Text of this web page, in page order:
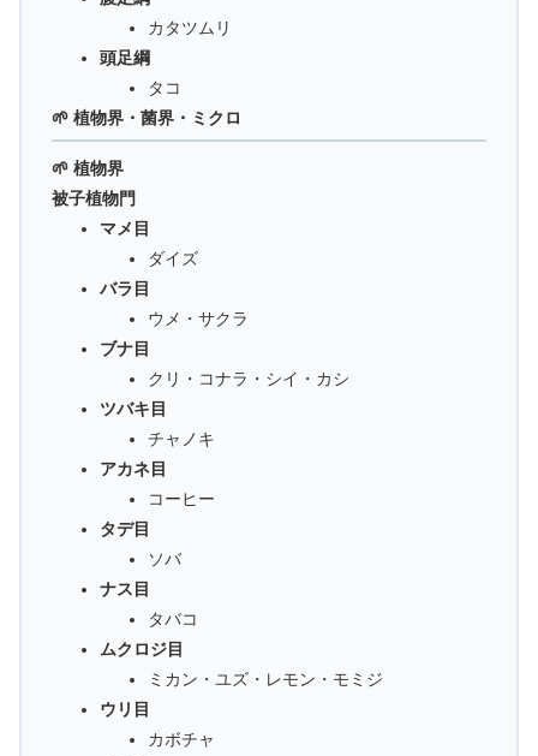
カタツムリ
頭足綱
タコ
🌱 植物界・菌界・ミクロ
🌱 植物界
被子植物門
マメ目
ダイズ
バラ目
ウメ・サクラ
ブナ目
クリ・コナラ・シイ・カシ
ツバキ目
チャノキ
アカネ目
コーヒー
タデ目
ソバ
ナス目
タバコ
ムクロジ目
ミカン・ユズ・レモン・モミジ
ウリ目
カボチャ